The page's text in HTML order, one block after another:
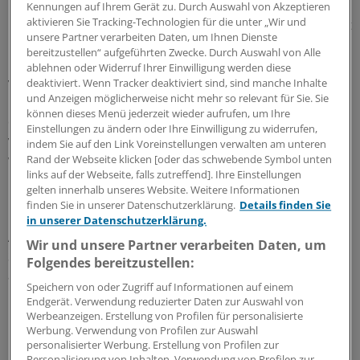
In Tierexperimenten ließ sich der Trennungsschmerz mit
niedrig dosierten Opioiden lindern: Das Verhalten
normalisierte sich weitgehend nach der Absonderung
von der Gruppe oder den Eltern. Solche Erkenntnisse
brachten die Forscher auf die Idee, es mit einem niedrig
dosierten Opioid in einer kleinen klinischen Studie zu
versuchen. Sie wählten das Analgetikum Buprenorphin,
weil die Risiken bei einer Überdosierung, etwa die
Gefahr einer Atemdepression, geringer sind als bei den
meisten anderen Opioiden.
An der Studie nahmen 62 Patienten mit ausgeprägten
Suizidgedanken teil - sie erreichten mehr als 11 Punkte
auf der Beck-Suizidgedanken-Skala (BSS, maximal 38
Punkte). Etwas mehr als die Hälfte hatte eine
Borderlinestörung, die übrigen litten unter
Depressionen oder Anpassungsstörungen.
Kennungen auf Ihrem Gerät zu. Durch Auswahl von Akzeptieren
aktivieren Sie Tracking-Technologien für die unter „Wir und
unsere Partner verarbeiten Daten, um Ihnen Dienste
bereitzustellen“ aufgeführten Zwecke. Durch Auswahl von Alle
ablehnen oder Widerruf Ihrer Einwilligung werden diese
deaktiviert. Wenn Tracker deaktiviert sind, sind manche Inhalte
und Anzeigen möglicherweise nicht mehr so relevant für Sie. Sie
können dieses Menü jederzeit wieder aufrufen, um Ihre
Einstellungen zu ändern oder Ihre Einwilligung zu widerrufen,
indem Sie auf den Link Voreinstellungen verwalten am unteren
Rand der Webseite klicken [oder das schwebende Symbol unten
links auf der Webseite, falls zutreffend]. Ihre Einstellungen
gelten innerhalb unseres Website. Weitere Informationen
finden Sie in unserer Datenschutzerklärung. Details finden Sie
in unserer Datenschutzerklärung.
Wir und unsere Partner verarbeiten Daten, um
Folgendes bereitzustellen:
Speichern von oder Zugriff auf Informationen auf einem
Endgerät. Verwendung reduzierter Daten zur Auswahl von
Werbeanzeigen. Erstellung von Profilen für personalisierte
Werbung. Verwendung von Profilen zur Auswahl
personalisierter Werbung. Erstellung von Profilen zur